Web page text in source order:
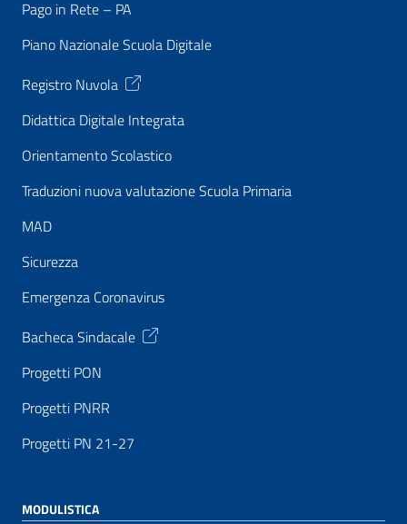
Pago in Rete – PA
Piano Nazionale Scuola Digitale
Registro Nuvola
Didattica Digitale Integrata
Orientamento Scolastico
Traduzioni nuova valutazione Scuola Primaria
MAD
Sicurezza
Emergenza Coronavirus
Bacheca Sindacale
Progetti PON
Progetti PNRR
Progetti PN 21-27
MODULISTICA